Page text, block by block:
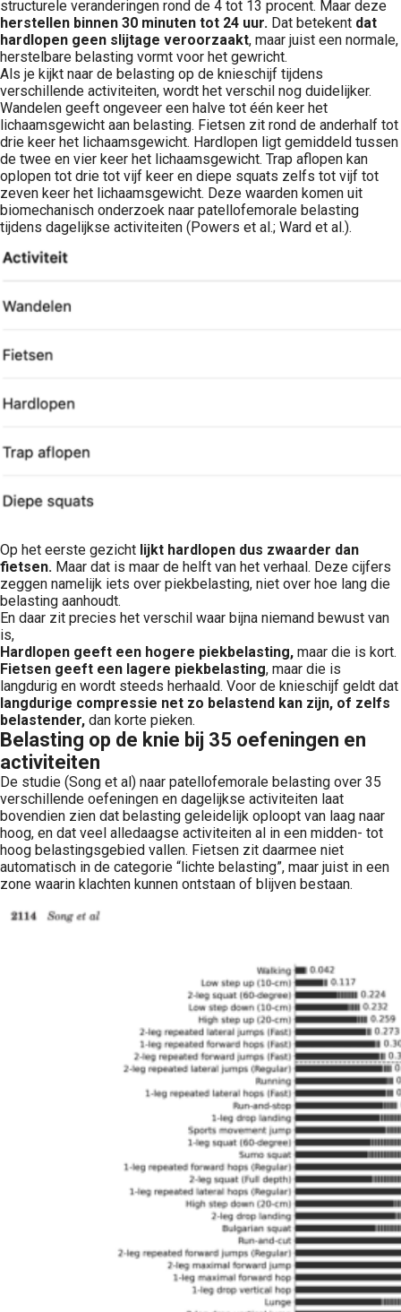
structurele veranderingen rond de 4 tot 13 procent. Maar deze
herstellen binnen 30 minuten tot 24 uur. Dat betekent dat
hardlopen geen slijtage veroorzaakt, maar juist een normale,
herstelbare belasting vormt voor het gewricht.
Als je kijkt naar de belasting op de knieschijf tijdens
verschillende activiteiten, wordt het verschil nog duidelijker.
Wandelen geeft ongeveer een halve tot één keer het
lichaamsgewicht aan belasting. Fietsen zit rond de anderhalf tot
drie keer het lichaamsgewicht. Hardlopen ligt gemiddeld tussen
de twee en vier keer het lichaamsgewicht. Trap aflopen kan
oplopen tot drie tot vijf keer en diepe squats zelfs tot vijf tot
zeven keer het lichaamsgewicht. Deze waarden komen uit
biomechanisch onderzoek naar patellofemorale belasting
tijdens dagelijkse activiteiten (Powers et al.; Ward et al.).
Op het eerste gezicht lijkt hardlopen dus zwaarder dan
fietsen. Maar dat is maar de helft van het verhaal. Deze cijfers
zeggen namelijk iets over piekbelasting, niet over hoe lang die
belasting aanhoudt.
En daar zit precies het verschil waar bijna niemand bewust van
is,
Hardlopen geeft een hogere piekbelasting, maar die is kort.
Fietsen geeft een lagere piekbelasting, maar die is
langdurig en wordt steeds herhaald. Voor de knieschijf geldt dat
langdurige compressie net zo belastend kan zijn, of zelfs
belastender, dan korte pieken.
Belasting op de knie bij 35 oefeningen en
activiteiten
De studie (Song et al) naar patellofemorale belasting over 35
verschillende oefeningen en dagelijkse activiteiten laat
bovendien zien dat belasting geleidelijk oploopt van laag naar
hoog, en dat veel alledaagse activiteiten al in een midden- tot
hoog belastingsgebied vallen. Fietsen zit daarmee niet
automatisch in de categorie “lichte belasting”, maar juist in een
zone waarin klachten kunnen ontstaan of blijven bestaan.